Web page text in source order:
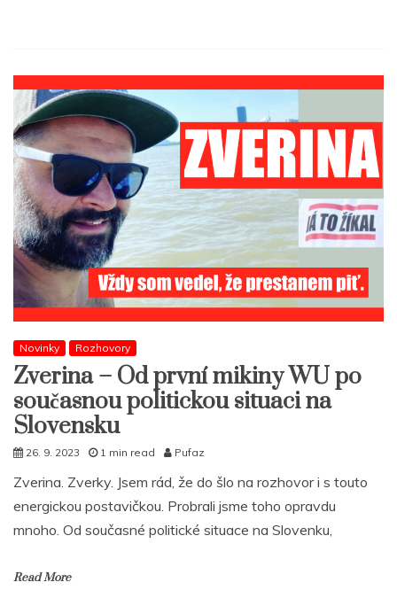
Novinky Rozhovory
Zverina – Od první mikiny WU po
současnou politickou situaci na
Slovensku
26. 9. 2023 1 min read Pufaz
Zverina. Zverky. Jsem rád, že do šlo na rozhovor i s touto
energickou postavičkou. Probrali jsme toho opravdu
mnoho. Od současné politické situace na Slovenku,
Read More